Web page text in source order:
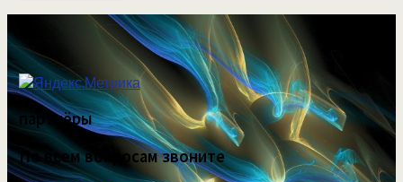
партнёры
По всем вопросам звоните